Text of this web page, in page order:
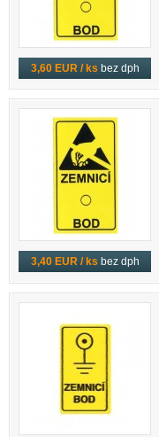
3,60 EUR / ks bez dph
3,40 EUR / ks bez dph